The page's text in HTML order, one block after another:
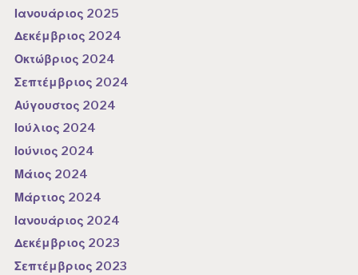
Ιανουάριος 2025
Δεκέμβριος 2024
Οκτώβριος 2024
Σεπτέμβριος 2024
Αύγουστος 2024
Ιούλιος 2024
Ιούνιος 2024
Μάιος 2024
Μάρτιος 2024
Ιανουάριος 2024
Δεκέμβριος 2023
Σεπτέμβριος 2023